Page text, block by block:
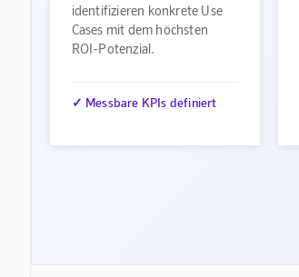
identifizieren konkrete Use
Cases mit dem höchsten
ROI-Potenzial.
✓ Messbare KPIs definiert